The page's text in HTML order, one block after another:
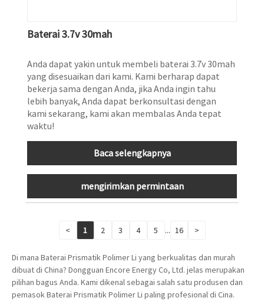
Baterai 3.7v 30mah
Anda dapat yakin untuk membeli baterai 3.7v 30mah
yang disesuaikan dari kami. Kami berharap dapat
bekerja sama dengan Anda, jika Anda ingin tahu
lebih banyak, Anda dapat berkonsultasi dengan
kami sekarang, kami akan membalas Anda tepat
waktu!
Baca selengkapnya
mengirimkan permintaan
< 1 2 3 4 5 ... 16 >
Di mana Baterai Prismatik Polimer Li yang berkualitas dan murah
dibuat di China? Dongguan Encore Energy Co, Ltd. jelas merupakan
pilihan bagus Anda. Kami dikenal sebagai salah satu produsen dan
pemasok Baterai Prismatik Polimer Li paling profesional di Cina.